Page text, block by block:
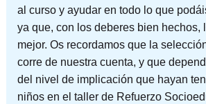
al curso y ayudar en todo lo que
ya que, con los deberes bien hechos,
mejor. Os recordamos que la
corre de nuestra cuenta, y que
del nivel de implicación que hayan
niños en el taller de Refuerzo